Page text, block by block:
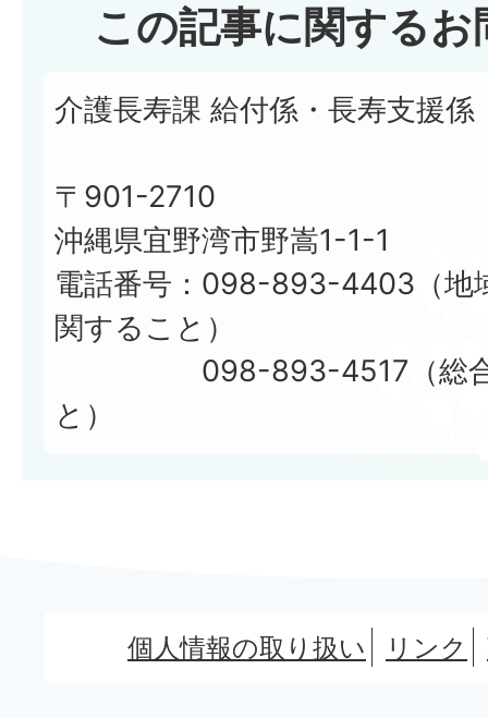
この記事に関する
介護長寿課 給付係・長寿支援係
〒901-2710
沖縄県宜野湾市野嵩1-1-1
電話番号：098-893-4403（地
関すること）
098-893-4517（総合事
と）
個人情報の取り扱い リンク